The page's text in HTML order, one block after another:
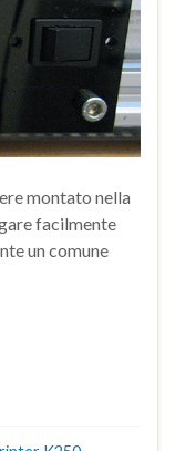
montato nella
facilmente
un comune